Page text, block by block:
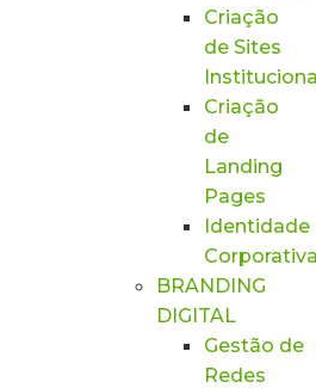
Criação
de Sites
Criação
de
Landing
Pages
Identidade
BRANDING
DIGITAL
Gestão de
Redes